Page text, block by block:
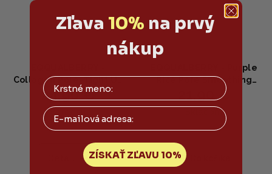
Collagen Pore‑Tight Up
Gel Toner Pads -
tampóny na póry s
kolagénom a
24,90 €
Vypredané
EQQUALBERRY - Purple
Rice Pore Smoothing
Cleansing Oil 200ml -
ryžou na jemné
zjemnenie pórov 200 ml
21,90 €
Skladom
Zľava 10% na prvý
nákup
Email
ZÍSKAŤ ZĽAVU 10%